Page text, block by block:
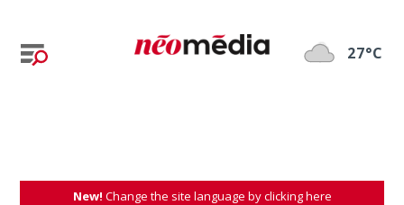
27°C
New! Change the site language by clicking here